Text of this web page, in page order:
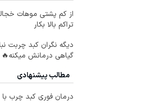
از کم پشتی موهات
تراکم بالا بکار
دیگه نگران کبد چربت
گیاهی درمانش میکنه🔥
مطالب پیشنهادی
درمان فوری کبد چرب